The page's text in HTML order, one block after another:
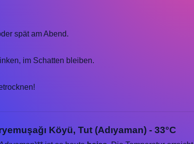
spät am Abend.
im Schatten bleiben.
Köyü, Tut (Adıyaman) - 33°C